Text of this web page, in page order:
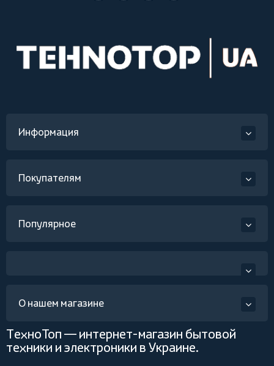
Информация
Покупателям
Популярное
О нашем магазине
ТехноТоп — интернет-магазин бытовой
техники и электроники в Украине.